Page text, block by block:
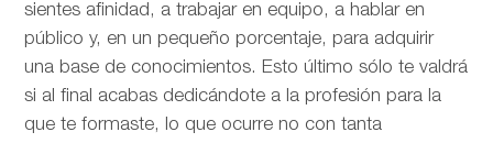
sientes afinidad, a trabajar en equipo, a hablar en
público y, en un pequeño porcentaje, para adquirir
una base de conocimientos. Esto último sólo te valdrá
si al final acabas dedicándote a la profesión para la
que te formaste, lo que ocurre no con tanta